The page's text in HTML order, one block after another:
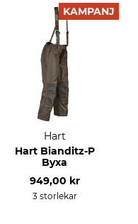
KAMPANJ
Hart
Hart Bianditz-P
Byxa
949,00 kr
3 storlekar